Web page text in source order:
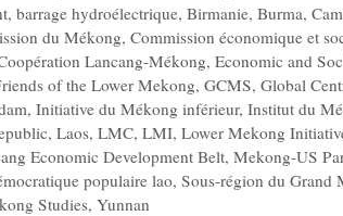
, barrage hydroélectrique, Birmanie, Burma,
du Mékong, Commission économique et
Lancang-Mékong, Economic and
of the Lower Mekong, GCMS, Global
, Initiative du Mékong inférieur, Institut du
, Laos, LMC, LMI, Lower Mekong
Economic Development Belt, Mekong-US
populaire lao, Sous-région du Grand
Studies, Yunnan